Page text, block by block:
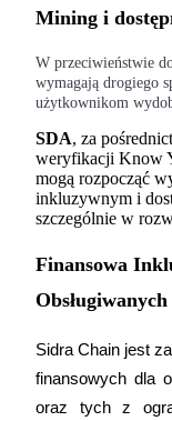
Przewodnik
Mining i
W przeciwieństwie
wymagają drogiego
użytkownikom
SDA, za
weryfikacji Know
mogą rozpocząć
inkluzywnym i
szczególnie w
Finansowa
Obsługiwanych
Sidra Chain jest
finansowych dla
oraz tych z